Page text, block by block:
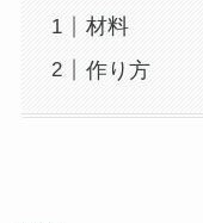
材料
作り方